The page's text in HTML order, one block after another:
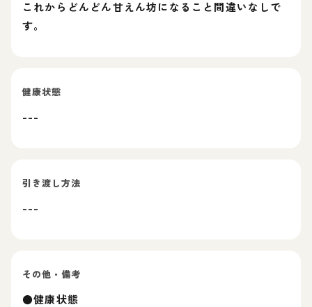
これからどんどん甘えん坊になること間違いなしで
す。
健康状態
---
引き渡し方法
---
その他・備考
●健康状態